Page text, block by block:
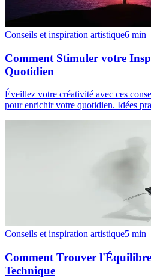
Conseils et inspiration artistique6 min
Comment Stimuler votre
Quotidien
Éveillez votre créativité avec ces
pour enrichir votre quotidien. Idées
Conseils et inspiration artistique5 min
Comment Trouver
Technique